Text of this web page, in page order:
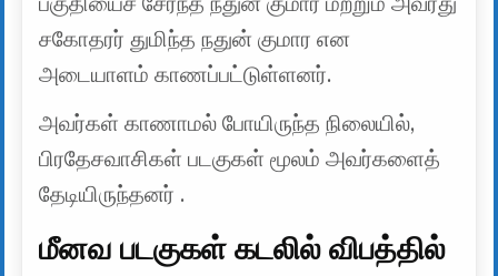
சகோதரர் துமிந்த நதுன் குமார என
அடையாளம் காணப்பட்டுள்ளனர்.
அவர்கள் காணாமல் போயிருந்த நிலையில்,
பிரதேசவாசிகள் படகுகள் மூலம் அவர்களைத்
தேடியிருந்தனர் .
மீனவ படகுகள் கடலில் விபத்தில்